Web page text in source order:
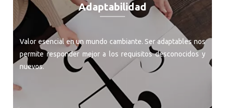
Adaptabilidad
Valor esencial en un mundo cambiante. Ser adaptables nos
permite responder mejor a los requisitos desconocidos y
nuevos.